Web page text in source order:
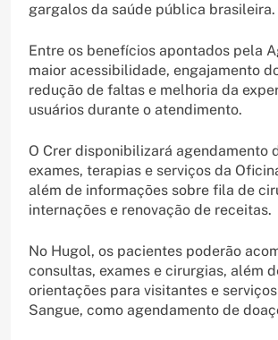
gargalos da saúde pública brasileira.
Entre os benefícios apontados pela
maior acessibilidade, engajamento
redução de faltas e melhoria da
usuários durante o atendimento.
O Crer disponibilizará agendamento
exames, terapias e serviços da
além de informações sobre fila de
internações e renovação de receitas.
No Hugol, os pacientes poderão
consultas, exames e cirurgias, além
orientações para visitantes e
Sangue, como agendamento de